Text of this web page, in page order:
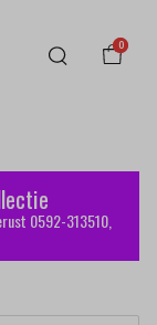
0
0592-313510,